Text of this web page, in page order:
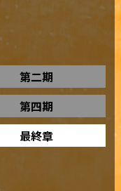
第二期
第四期
最終章